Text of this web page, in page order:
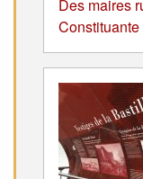
Des maires
Constituante